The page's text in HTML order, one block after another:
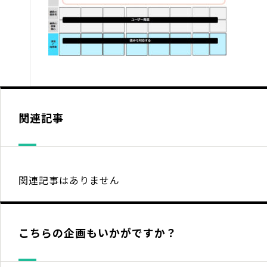
関連記事
関連記事はありません
こちらの企画もいかがですか？